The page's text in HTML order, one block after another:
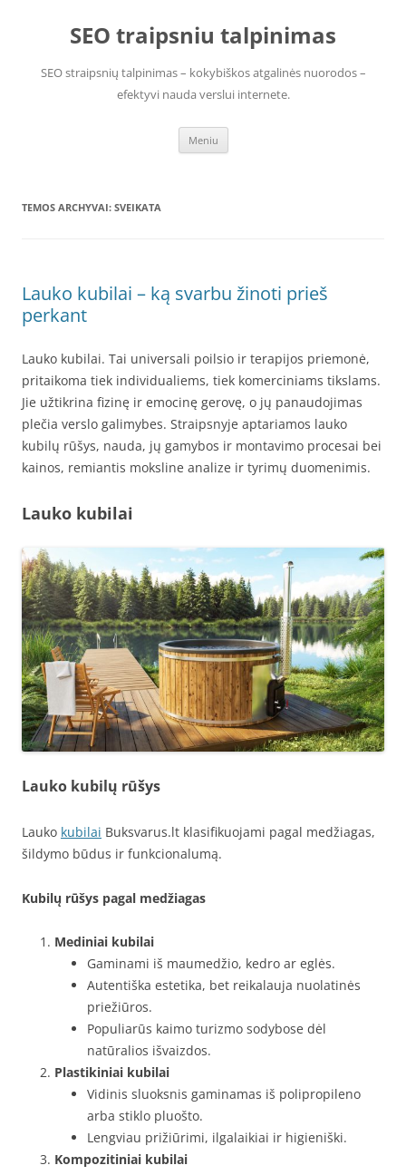
SEO traipsniu talpinimas
SEO straipsnių talpinimas – kokybiškos atgalinės nuorodos –
efektyvi nauda verslui internete.
Meniu
TEMOS ARCHYVAI: SVEIKATA
Lauko kubilai – ką svarbu žinoti prieš
perkant
Lauko kubilai. Tai universali poilsio ir terapijos priemonė,
pritaikoma tiek individualiems, tiek komerciniams tikslams.
Jie užtikrina fizinę ir emocinę gerovę, o jų panaudojimas
plečia verslo galimybes. Straipsnyje aptariamos lauko
kubilų rūšys, nauda, jų gamybos ir montavimo procesai bei
kainos, remiantis moksline analize ir tyrimų duomenimis.
Lauko kubilai
Lauko kubilų rūšys
Lauko kubilai Buksvarus.lt klasifikuojami pagal medžiagas,
šildymo būdus ir funkcionalumą.
Kubilų rūšys pagal medžiagas
Mediniai kubilai
Gaminami iš maumedžio, kedro ar eglės.
Autentiška estetika, bet reikalauja nuolatinės
priežiūros.
Populiarūs kaimo turizmo sodybose dėl
natūralios išvaizdos.
Plastikiniai kubilai
Vidinis sluoksnis gaminamas iš polipropileno
arba stiklo pluošto.
Lengviau prižiūrimi, ilgalaikiai ir higieniški.
Kompozitiniai kubilai